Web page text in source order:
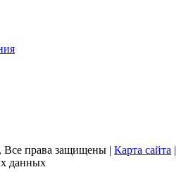
Все права защищены | Карта сайта |
данных